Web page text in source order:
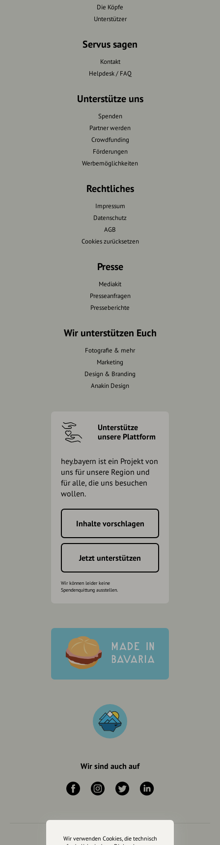
Die Köpfe
Unterstützer
Servus sagen
Kontakt
Helpdesk / FAQ
Unterstütze uns
Spenden
Partner werden
Crowdfunding
Förderungen
Werbemöglichkeiten
Rechtliches
Impressum
Datenschutz
AGB
Cookies zurücksetzen
Presse
Mediakit
Presseanfragen
Presseberichte
Wir unterstützen Euch
Fotografie & mehr
Marketing
Design & Branding
Anakin Design
Unterstütze
unsere Plattform
hey.bayern ist ein Projekt von
uns für unsere Region und
für alle, die uns besuchen
wollen.
Inhalte vorschlagen
Jetzt unterstützen
Wir können leider keine
Spendenquittung ausstellen.
Wir sind auch auf
Wir verwenden Cookies, die technisch